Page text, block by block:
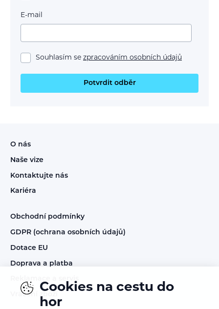
E-mail
Souhlasím se zpracováním osobních údajů
Potvrdit odběr
O nás
Naše vize
Kontaktujte nás
Kariéra
Obchodní podmínky
GDPR (ochrana osobních údajů)
Dotace EU
Doprava a platba
Reklamace a servis
Vrácení zboží
Cookies na cestu do
hor